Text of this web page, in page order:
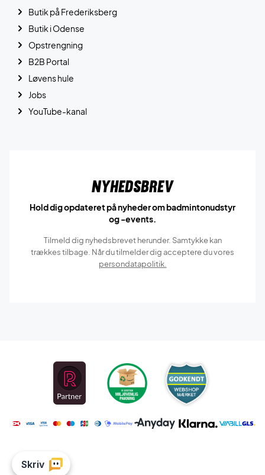
Butik på Frederiksberg
Butik i Odense
Opstrengning
B2B Portal
Løvens hule
Jobs
YouTube-kanal
Nyhedsbrev
Hold dig opdateret på nyheder om badmintonudstyr
og -events.
Tilmeld dig nyhedsbrevet herunder. Samtykke kan
trækkes tilbage. Når du tilmelder dig acceptere du vores
persondatapolitik.